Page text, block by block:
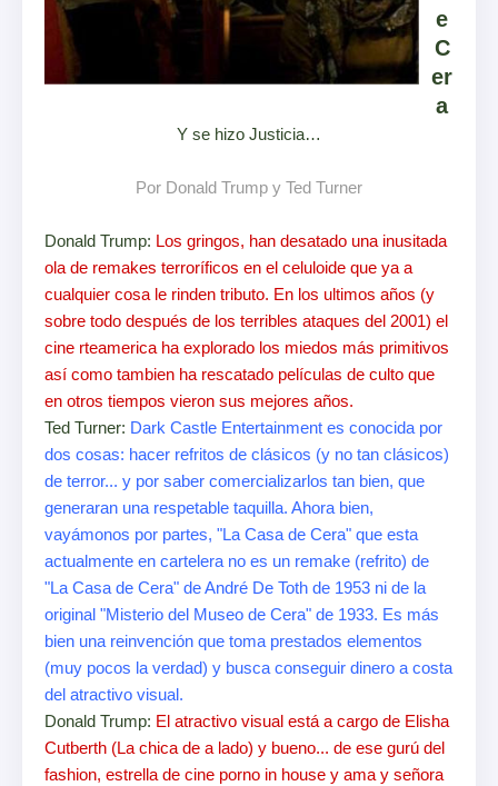
e
C
er
a
Y se hizo Justicia…
Por Donald Trump y Ted Turner
Donald Trump: Los gringos, han desatado una inusitada
ola de remakes terroríficos en el celuloide que ya a
cualquier cosa le rinden tributo. En los ultimos años (y
sobre todo después de los terribles ataques del 2001) el
cine rteamerica ha explorado los miedos más primitivos
así como tambien ha rescatado películas de culto que
en otros tiempos vieron sus mejores años.
Ted Turner: Dark Castle Entertainment es conocida por
dos cosas: hacer refritos de clásicos (y no tan clásicos)
de terror... y por saber comercializarlos tan bien, que
generaran una respetable taquilla. Ahora bien,
vayámonos por partes, "La Casa de Cera" que esta
actualmente en cartelera no es un remake (refrito) de
"La Casa de Cera" de André De Toth de 1953 ni de la
original "Misterio del Museo de Cera" de 1933. Es más
bien una reinvención que toma prestados elementos
(muy pocos la verdad) y busca conseguir dinero a costa
del atractivo visual.
Donald Trump: El atractivo visual está a cargo de Elisha
Cutberth (La chica de a lado) y bueno... de ese gurú del
fashion, estrella de cine porno in house y ama y señora